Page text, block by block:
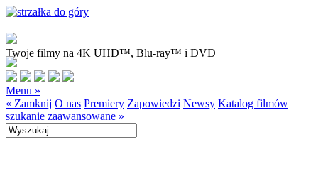
Twoje filmy na 4K UHD™, Blu-ray™ i DVD
Menu »
« Zamknij O nas Premiery Zapowiedzi Newsy Katalog filmów
szukanie zaawansowane »